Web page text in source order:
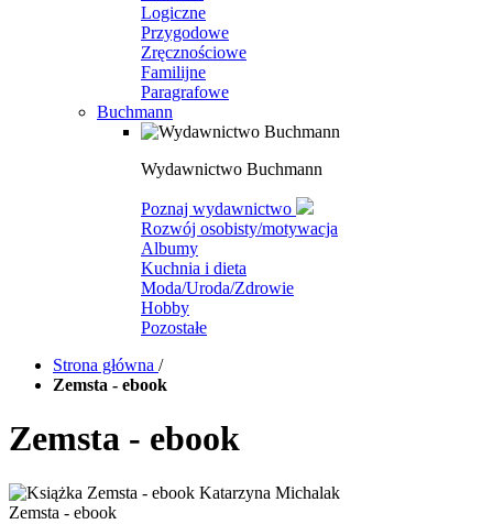
Logiczne
Przygodowe
Zręcznościowe
Familijne
Paragrafowe
Buchmann
Wydawnictwo Buchmann
Poznaj wydawnictwo
Rozwój osobisty/motywacja
Albumy
Kuchnia i dieta
Moda/Uroda/Zdrowie
Hobby
Pozostałe
Strona główna /
Zemsta - ebook
Zemsta - ebook
Zemsta - ebook